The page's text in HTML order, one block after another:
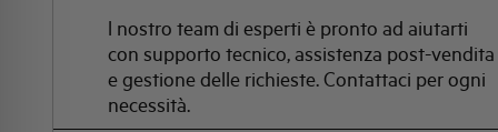
l nostro team di esperti è pronto ad aiutarti
con supporto tecnico, assistenza post-vendita
e gestione delle richieste. Contattaci per ogni
necessità.